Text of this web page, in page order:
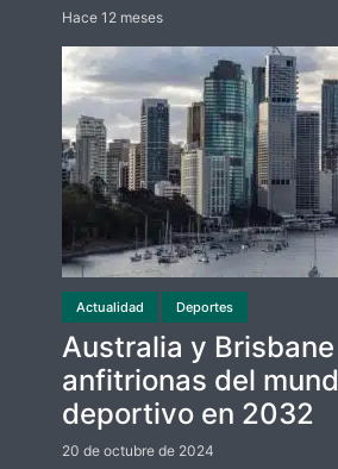
Hace 12 meses
Actualidad Deportes
Australia y Brisbane
anfitrionas del
deportivo en 2032
20 de octubre de 2024